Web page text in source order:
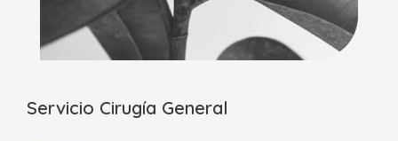
Servicio Cirugía General